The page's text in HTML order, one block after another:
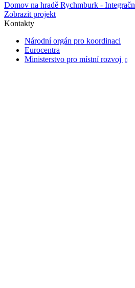
Domov na hradě Rychmburk -
Zobrazit projekt
Kontakty
Národní orgán pro koordinaci
Eurocentra
Ministerstvo pro místní rozvoj
